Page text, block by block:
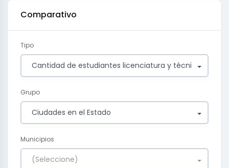
Comparativo
Tipo
Cantidad de estudiantes licenciatura y técnicos
Grupo
Ciudades en el Estado
Municipios
(Seleccione)